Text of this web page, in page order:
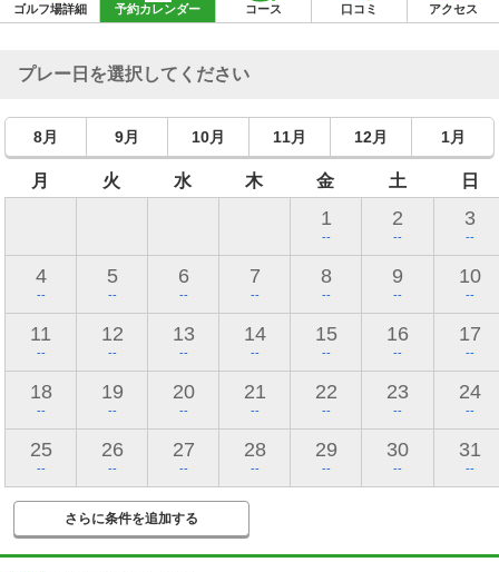
ゴルフ場詳細 予約カレンダー コース 口コミ アクセス
プレー日を選択してください
8月 9月 10月 11月 12月 1月
月 火 水 木 金 土 日
1
--
2
--
3
--
4
--
5
--
6
--
7
--
8
--
9
--
10
--
11
--
12
--
13
--
14
--
15
--
16
--
17
--
18
--
19
--
20
--
21
--
22
--
23
--
24
--
25
--
26
--
27
--
28
--
29
--
30
--
31
--
さらに条件を追加する